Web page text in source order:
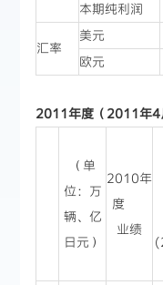
本期纯利润
汇率
美元
欧元
2011年度（2011年4
（单
位：万
辆、亿
日元）
2010年
度
业绩